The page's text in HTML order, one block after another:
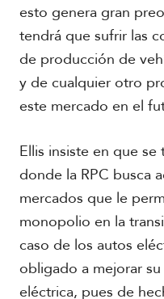
esto genera gran
tendrá que sufrir las
de producción de
y de cualquier otro
este mercado en el
Ellis insiste en que
donde la RPC busca
mercados que le
monopolio en la
caso de los autos
obligado a mejorar
eléctrica, pues de